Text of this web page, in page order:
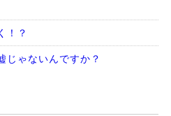
！？
じゃないんですか？